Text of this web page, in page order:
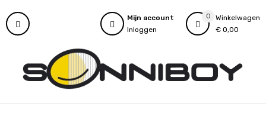
0
Winkelwagen
€ 0,00
Mijn account
Inloggen